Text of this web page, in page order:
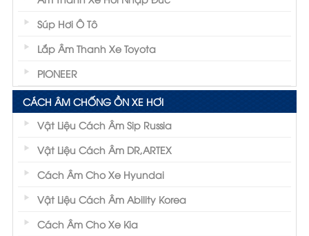
Súp Hơi Ô Tô
Lắp Âm Thanh Xe Toyota
PIONEER
CÁCH ÂM CHỐNG ỒN XE HƠI
Vật Liệu Cách Âm Sip Russia
Vật Liệu Cách Âm DR,ARTEX
Cách Âm Cho Xe Hyundai
Vật Liệu Cách Âm Ability Korea
Cách Âm Cho Xe Kia